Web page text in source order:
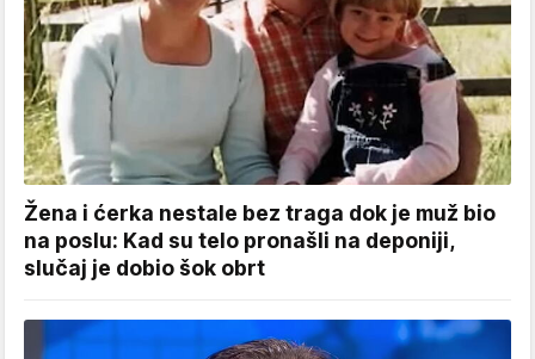
Žena i ćerka nestale bez traga dok je muž bio
na poslu: Kad su telo pronašli na deponiji,
slučaj je dobio šok obrt